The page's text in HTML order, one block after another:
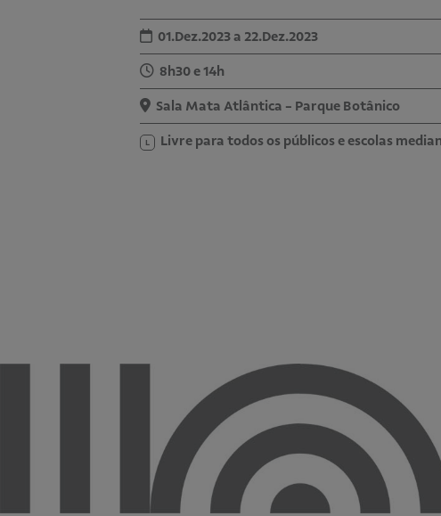
01.Dez.2023 a 22.Dez.2023
8h30 e 14h
Sala Mata Atlântica - Parque Botânico
L Livre para todos os públicos e escolas